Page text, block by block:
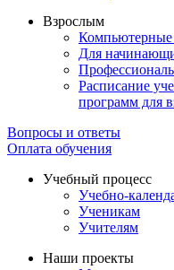
Взрослым
Для
Расписание
программ для
Вопросы и ответы
Оплата обучения
Учебный процесс
Учебно-
Ученикам
Учителям
Наши проекты